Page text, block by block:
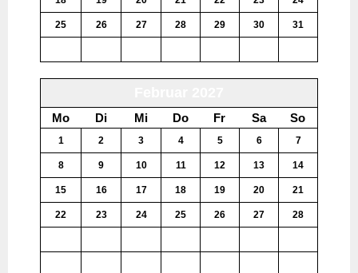
25 26 27 28 29 30 31
Mo Di Mi Do Fr Sa So
1 2 3 4 5 6 7
8 9 10 11 12 13 14
15 16 17 18 19 20 21
22 23 24 25 26 27 28